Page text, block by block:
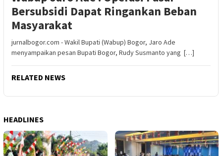
Bersubsidi Dapat Ringankan Beban
Masyarakat
jurnalbogor.com - Wakil Bupati (Wabup) Bogor, Jaro Ade
menyampaikan pesan Bupati Bogor, Rudy Susmanto yang […]
RELATED NEWS
HEADLINES